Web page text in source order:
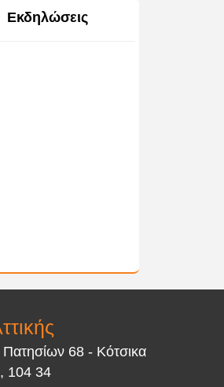
Εκδηλώσεις
Πατησίων 68 - Κότσικα
104 34